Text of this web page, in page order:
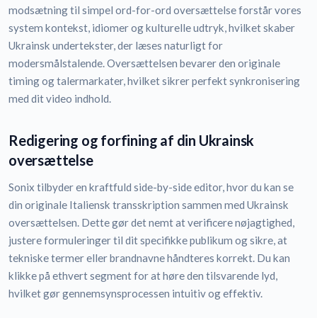
modsætning til simpel ord-for-ord oversættelse forstår vores
system kontekst, idiomer og kulturelle udtryk, hvilket skaber
Ukrainsk undertekster, der læses naturligt for
modersmålstalende. Oversættelsen bevarer den originale
timing og talermarkater, hvilket sikrer perfekt synkronisering
med dit video indhold.
Redigering og forfining af din Ukrainsk
oversættelse
Sonix tilbyder en kraftfuld side-by-side editor, hvor du kan se
din originale Italiensk transskription sammen med Ukrainsk
oversættelsen. Dette gør det nemt at verificere nøjagtighed,
justere formuleringer til dit specifikke publikum og sikre, at
tekniske termer eller brandnavne håndteres korrekt. Du kan
klikke på ethvert segment for at høre den tilsvarende lyd,
hvilket gør gennemsynsprocessen intuitiv og effektiv.